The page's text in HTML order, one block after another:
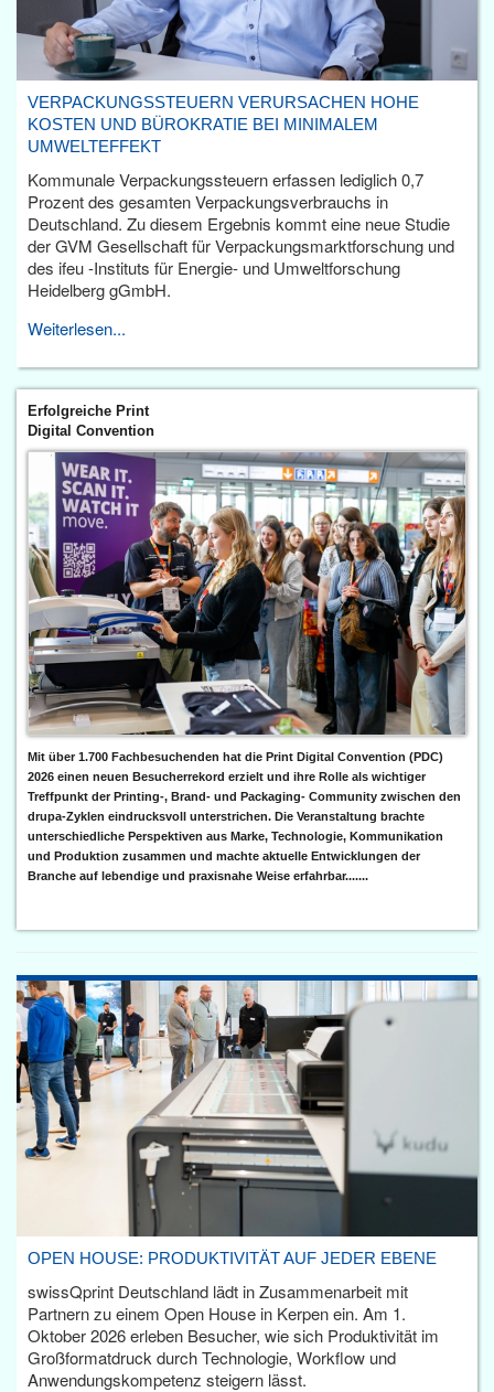
VERPACKUNGSSTEUERN VERURSACHEN HOHE
KOSTEN UND BÜROKRATIE BEI MINIMALEM
UMWELTEFFEKT
Kommunale Verpackungssteuern erfassen lediglich 0,7
Prozent des gesamten Verpackungsverbrauchs in
Deutschland. Zu diesem Ergebnis kommt eine neue Studie
der GVM Gesellschaft für Verpackungsmarktforschung und
des ifeu -Instituts für Energie- und Umweltforschung
Heidelberg gGmbH.
Weiterlesen...
Erfolgreiche Print
Digital Convention
Mit über 1.700 Fachbesuchenden hat die Print Digital Convention (PDC)
2026 einen neuen Besucherrekord erzielt und ihre Rolle als wichtiger
Treffpunkt der Printing-, Brand- und Packaging- Community zwischen den
drupa-Zyklen eindrucksvoll unterstrichen. Die Veranstaltung brachte
unterschiedliche Perspektiven aus Marke, Technologie, Kommunikation
und Produktion zusammen und machte aktuelle Entwicklungen der
Branche auf lebendige und praxisnahe Weise erfahrbar.......
OPEN HOUSE: PRODUKTIVITÄT AUF JEDER EBENE
swissQprint Deutschland lädt in Zusammenarbeit mit
Partnern zu einem Open House in Kerpen ein. Am 1.
Oktober 2026 erleben Besucher, wie sich Produktivität im
Großformatdruck durch Technologie, Workflow und
Anwendungskompetenz steigern lässt.